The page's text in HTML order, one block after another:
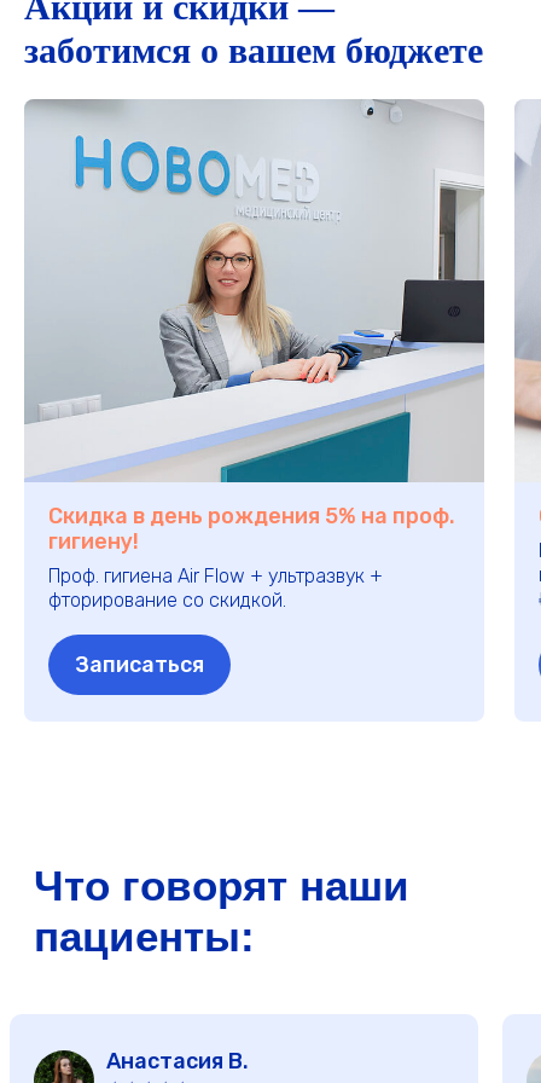
заботимся о вашем бюджете
Скидка в день рождения 5% на проф.
гигиену!
Проф. гигиена Air Flow + ультразвук +
фторирование со скидкой.
Записаться
Даниил Н.